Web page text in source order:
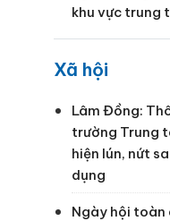
khu vực trung
Xã hội
Lâm Đồng:
trường Trung
hiện lún, nứt
dụng
Ngày hội toàn